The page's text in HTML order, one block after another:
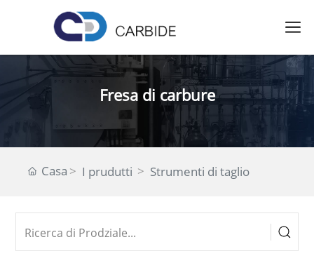
Fresa di carbure
Casa I prudutti Strumenti di taglio